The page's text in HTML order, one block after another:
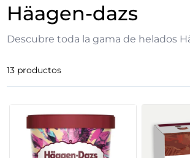
häagen-dazs
Descubre toda la gama de helados
13 productos